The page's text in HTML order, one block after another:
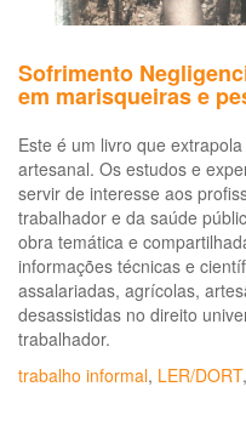
Sofrimento
em marisqueiras e
Este é um livro que
artesanal. Os estudos e
servir de interesse aos
trabalhador e da saúde
obra temática e
informações técnicas e
assalariadas, agrícolas,
desassistidas no direito
trabalhador.
trabalho informal, LER/DORT,